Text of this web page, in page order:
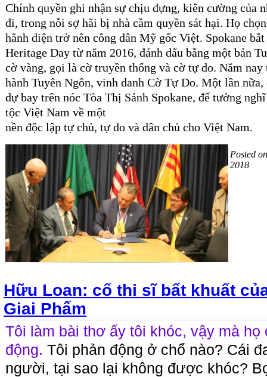
Chính quyền ghi nhận sự chịu đựng, kiên cường của
đi, trong nỗi sợ hãi bị nhà cầm quyền sát hại. Họ
hãnh diện trở nên công dân Mỹ gốc Việt. Spokane
Heritage Day từ năm 2016, đánh dấu bằng một bản
cờ vàng, gọi là cờ truyền thống và cờ tự do. Năm
hành Tuyên Ngôn, vinh danh Cờ Tự Do. Một lần
dự bay trên nóc Tòa Thị Sảnh Spokane, để tưởng
tộc Việt Nam về một
nền độc lập tự chủ, tự do và dân chủ cho Việt Nam.
Posted
2018
Hữu Loan: cố thi sĩ bất khuất
Giai Phẩm
Tôi làm bài thơ ấy tôi khóc, vậy mà họ
động. Tôi phản động ở chổ nào? Cái
người, tại sao lại không được khóc?